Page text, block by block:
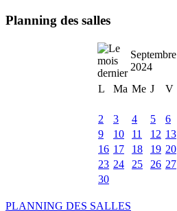
Planning des salles
Septembre
2024
L
Ma Me J V
2
3 4 5 6
9
10 11 12 13
16 17 18 19 20
23 24 25 26 27
30
PLANNING DES SALLES